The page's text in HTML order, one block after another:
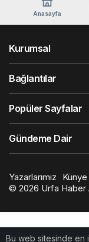
Bu web sitesinde en
Anasayfa
Kurumsal
Bağlantılar
Popüler Sayfalar
Gündeme Dair
Yazarlarımız Künye
© 2026 Urfa Haber